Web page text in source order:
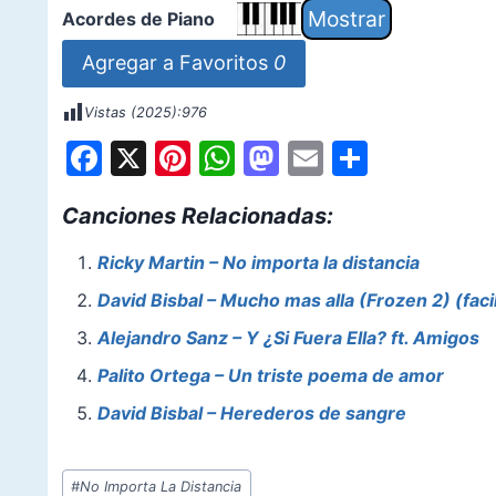
Acordes de Piano
Agregar a Favoritos 0
Vistas (2025):976
F
c
e
b
o
o
k
X Pi
er
e
st
W
at
s
A
p
p
M
st
o
d
o
n
E
ai
l
S
e
Canciones Relacionadas:
Ricky Martin – No importa la distancia
David Bisbal – Mucho mas alla (Frozen 2)
Alejandro Sanz – Y ¿Si Fuera Ella? ft. Amigos
Palito Ortega – Un triste poema de amor
David Bisbal – Herederos de sangre
Etiquetas
#No Importa La Distancia